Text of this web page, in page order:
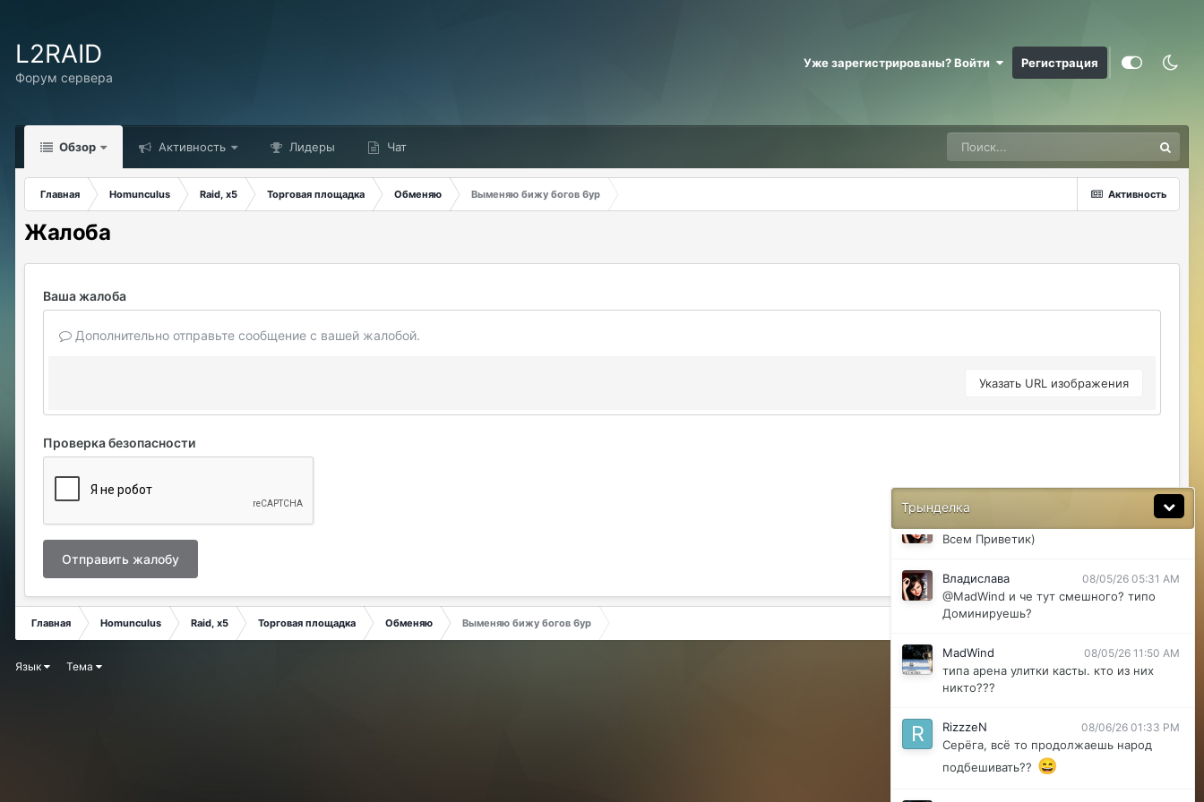
L2RAID
Форум сервера
Уже зарегистрированы? Войти Регистрация
Обзор Активность Лидеры Чат
Активность
Главная Homunculus Raid, x5 Торговая площадка Обменяю Выменяю бижу богов 6ур
Жалоба
Ваша жалоба
Дополнительно отправьте сообщение с вашей жалобой.
Указать URL изображения
Проверка безопасности
Отправить жалобу
Главная Homunculus Raid, x5 Торговая площадка Обменяю Выменяю бижу богов 6ур
Трынделка
ДусяАгрегаТ 08/04/26 09:23 AM
Последние два клана с сервера вышли
Justina 08/04/26 10:24 AM
@ДусяАгрегаТ например какие?
Арена Улитки Касты не вижу не кого (
Justina 08/04/26 11:33 AM
ДусяАгрегаТ 08/04/26 11:37 AM
08/05/26 05:30 AM
Всем Приветик)
Владислава 08/05/26 05:31 AM
@MadWind и че тут смешного? типо
Доминируешь?
MadWind 08/05/26 11:50 AM
типа арена улитки касты. кто из них
никто???
RizzzeN 08/06/26 01:33 PM
Серёга, всё то продолжаешь народ
подбешивать?? 😄
Язык Тема Powered by Invision Community